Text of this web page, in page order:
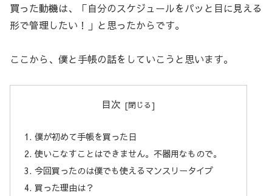
買った動機は、「自分のスケジュールをパッと目に見える
形で管理したい！」と思ったからです。
ここから、僕と手帳の話をしていこうと思います。
目次
僕が初めて手帳を買った日
使いこなすことはできません。不器用なもので。
今回買ったのは僕でも使えるマンスリータイプ
買った理由は？